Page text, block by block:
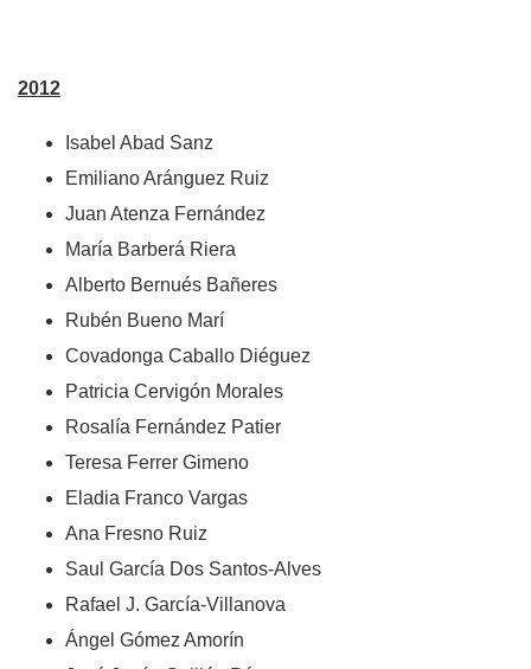
2012
Isabel Abad Sanz
Emiliano Aránguez Ruiz
Juan Atenza Fernández
María Barberá Riera
Alberto Bernués Bañeres
Rubén Bueno Marí
Covadonga Caballo Diéguez
Patricia Cervigón Morales
Rosalía Fernández Patier
Teresa Ferrer Gimeno
Eladia Franco Vargas
Ana Fresno Ruiz
Saul García Dos Santos-Alves
Rafael J. García-Villanova
Ángel Gómez Amorín